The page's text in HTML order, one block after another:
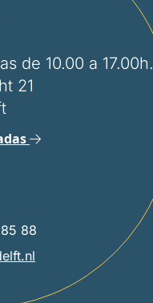
de 10.00 a 17.00h.
21
88